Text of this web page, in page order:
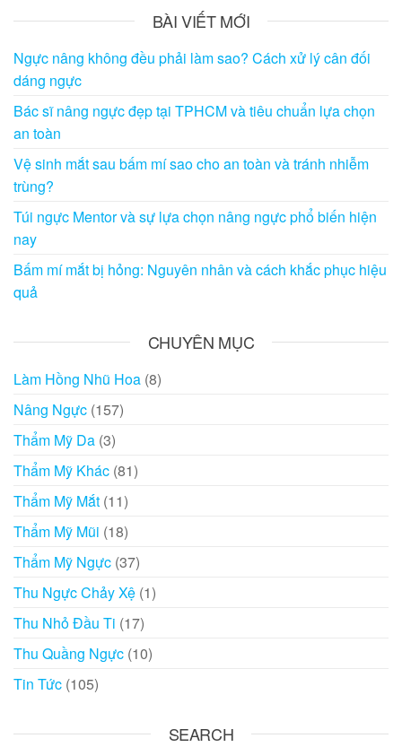
bài
viết
BÀI VIẾT MỚI
Ngực nâng không đều phải làm sao? Cách xử lý cân đối
dáng ngực
Bác sĩ nâng ngực đẹp tại TPHCM và tiêu chuẩn lựa chọn
an toàn
Vệ sinh mắt sau bấm mí sao cho an toàn và tránh nhiễm
trùng?
Túi ngực Mentor và sự lựa chọn nâng ngực phổ biến hiện
nay
Bấm mí mắt bị hỏng: Nguyên nhân và cách khắc phục hiệu
quả
CHUYÊN MỤC
Làm Hồng Nhũ Hoa (8)
Nâng Ngực (157)
Thẩm Mỹ Da (3)
Thẩm Mỹ Khác (81)
Thẩm Mỹ Mắt (11)
Thẩm Mỹ Mũi (18)
Thẩm Mỹ Ngực (37)
Thu Ngực Chảy Xệ (1)
Thu Nhỏ Đầu Ti (17)
Thu Quầng Ngực (10)
Tin Tức (105)
SEARCH